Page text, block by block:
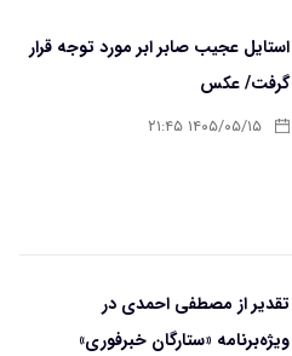
استایل عجیب صابر ابر مورد توجه قرار
گرفت/ عکس
۱۴۰۵/۰۵/۱۵ ۲۱:۴۵
تقدیر از مصطفی احمدی در
ویژه‌برنامه «ستارگان خبرفوری»